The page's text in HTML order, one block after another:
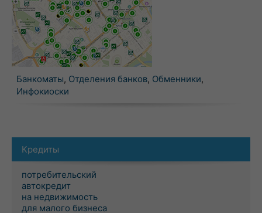
Банкоматы, Отделения банков, Обменники,
Инфокиоски
Кредиты
потребительский
автокредит
на недвижимость
для малого бизнеса